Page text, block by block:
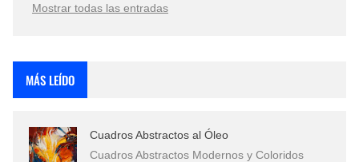
Que significan los cuadros de negras africanas?
Mostrar todas las entradas
MÁS LEÍDO
Cuadros Abstractos al Óleo
Cuadros Abstractos Modernos y Coloridos